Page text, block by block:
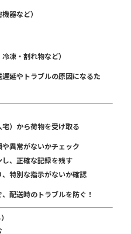
器など）
凍・割れ物など）
延やトラブルの原因になるた
）から荷物を受け取る
異常がないかチェック
、正確な記録を残す
特別な指示がないか確認
配送時のトラブルを防ぐ！